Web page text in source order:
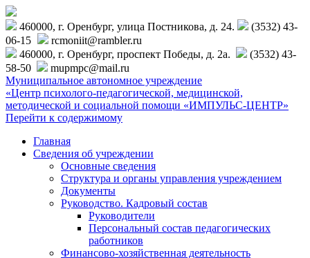
460000, г. Оренбург, улица Постникова, д. 24.
(3532) 43-
06-15
rcmoniit@rambler.ru
460000, г. Оренбург, проспект Победы, д. 2а.
(3532) 43-
58-50
mupmpc@mail.ru
Муниципальное автономное учреждение
«Центр психолого-педагогической, медицинской,
методической и социальной помощи «ИМПУЛЬС-ЦЕНТР»
Перейти к содержимому
Главная
Сведения об учреждении
Основные сведения
Структура и органы управления учреждением
Документы
Руководство. Кадровый состав
Руководители
Персональный состав педагогических
работников
Финансово-хозяйственная деятельность